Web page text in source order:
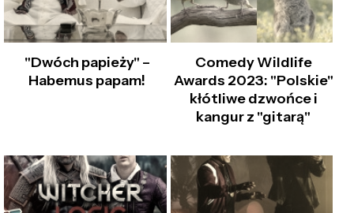
"Dwóch papieży" –
Habemus papam!
Comedy Wildlife
Awards 2023: "Polskie"
kłótliwe dzwońce i
kangur z "gitarą"